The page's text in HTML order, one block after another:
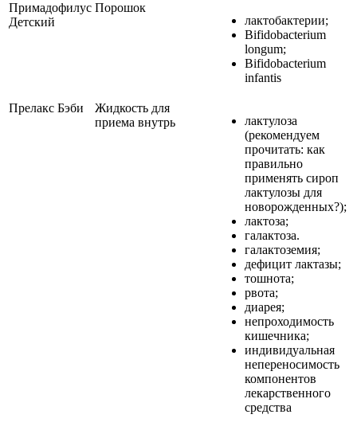
Примадофилус
Детский
Порошок
лактобактерии;
Bifidobacterium
longum;
Bifidobacterium
infantis
Прелакс Бэби
Жидкость для
приема внутрь
лактулоза
(рекомендуем
прочитать: как
правильно
применять сироп
лактулозы для
новорожденных?);
лактоза;
галактоза.
галактоземия;
дефицит лактазы;
тошнота;
рвота;
диарея;
непроходимость
кишечника;
индивидуальная
непереносимость
компонентов
лекарственного
средства